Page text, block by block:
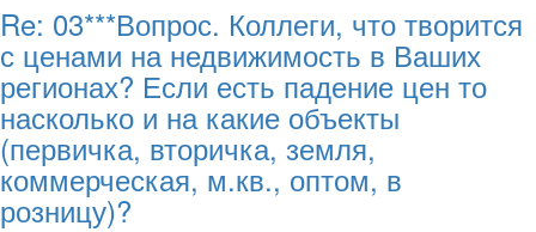
Re: 03***Вопрос. Коллеги, что творится
с ценами на недвижимость в Ваших
регионах? Если есть падение цен то
насколько и на какие объекты
(первичка, вторичка, земля,
коммерческая, м.кв., оптом, в
розницу)?